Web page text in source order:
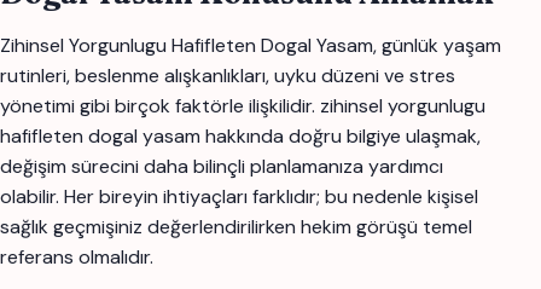
Zihinsel Yorgunlugu Hafifleten Dogal Yasam, günlük yaşam
rutinleri, beslenme alışkanlıkları, uyku düzeni ve stres
yönetimi gibi birçok faktörle ilişkilidir. zihinsel yorgunlugu
hafifleten dogal yasam hakkında doğru bilgiye ulaşmak,
değişim sürecini daha bilinçli planlamanıza yardımcı
olabilir. Her bireyin ihtiyaçları farklıdır; bu nedenle kişisel
sağlık geçmişiniz değerlendirilirken hekim görüşü temel
referans olmalıdır.